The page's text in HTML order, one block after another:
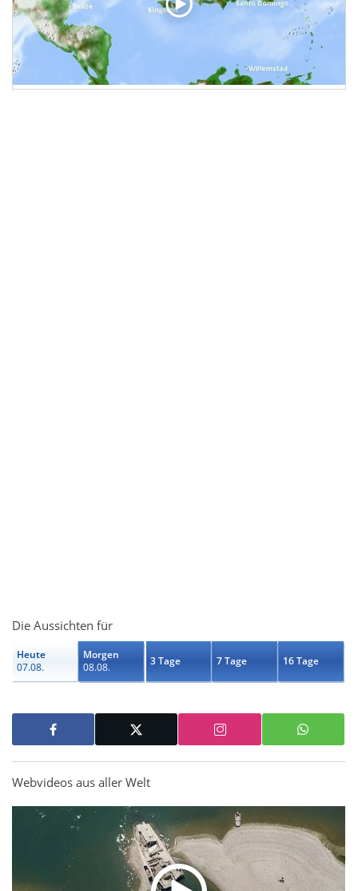
Die Aussichten für
Heute
07.08.
Morgen
08.08.
3 Tage 7 Tage 16 Tage
Webvideos aus aller Welt